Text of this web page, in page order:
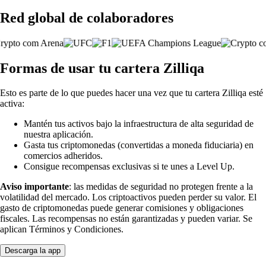
Red global de colaboradores
Formas de usar tu cartera Zilliqa
Esto es parte de lo que puedes hacer una vez que tu cartera Zilliqa esté
activa:
Mantén tus activos bajo la infraestructura de alta seguridad de
nuestra aplicación.
Gasta tus criptomonedas (convertidas a moneda fiduciaria) en
comercios adheridos.
Consigue recompensas exclusivas si te unes a Level Up.
Aviso importante: las medidas de seguridad no protegen frente a la
volatilidad del mercado. Los criptoactivos pueden perder su valor. El
gasto de criptomonedas puede generar comisiones y obligaciones
fiscales. Las recompensas no están garantizadas y pueden variar. Se
aplican Términos y Condiciones.
Descarga la app